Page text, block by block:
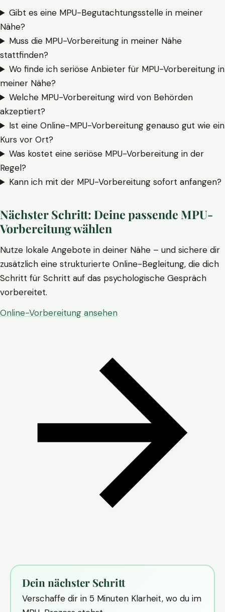
Gibt es eine MPU-Begutachtungsstelle in meiner
Nähe?
Muss die MPU-Vorbereitung in meiner Nähe
stattfinden?
Wo finde ich seriöse Anbieter für MPU-Vorbereitung in
meiner Nähe?
Welche MPU-Vorbereitung wird von Behörden
akzeptiert?
Ist eine Online-MPU-Vorbereitung genauso gut wie ein
Kurs vor Ort?
Was kostet eine seriöse MPU-Vorbereitung in der
Regel?
Kann ich mit der MPU-Vorbereitung sofort anfangen?
Nächster Schritt: Deine passende MPU-
Vorbereitung wählen
Nutze lokale Angebote in deiner Nähe – und sichere dir
zusätzlich eine strukturierte Online-Begleitung, die dich
Schritt für Schritt auf das psychologische Gespräch
vorbereitet.
Online-Vorbereitung ansehen
Dein nächster Schritt
Verschaffe dir in 5 Minuten Klarheit, wo du im